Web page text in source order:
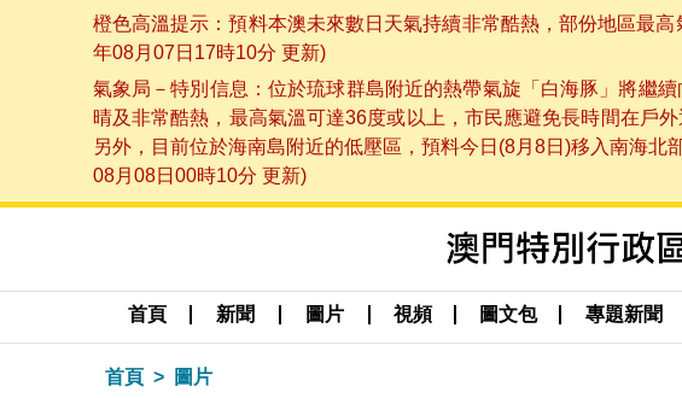
橙色高溫提示：預料本澳未來數日天氣持續非常酷熱，部份地區最
年08月07日17時10分 更新)
氣象局－特別信息：位於琉球群島附近的熱帶氣旋「白海豚」將繼
晴及非常酷熱，最高氣溫可達36度或以上，市民應避免長時間在戶
另外，目前位於海南島附近的低壓區，預料今日(8月8日)移入南海
08月08日00時10分 更新)
首頁 新聞 圖片 視頻 圖文包 專題新聞
首頁 圖片